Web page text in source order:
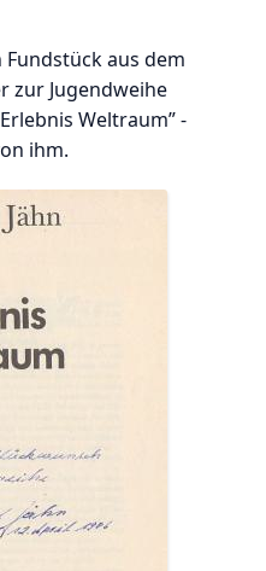
aus dem
zur Jugendweihe
Weltraum” -
ihm.